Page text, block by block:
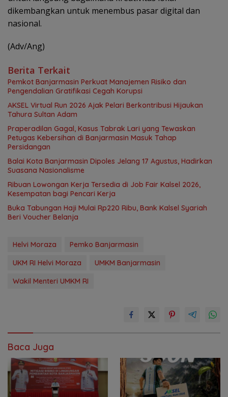
dikembangkan untuk menembus pasar digital dan
nasional.
(Adv/Ang)
Berita Terkait
Pemkot Banjarmasin Perkuat Manajemen Risiko dan
Pengendalian Gratifikasi Cegah Korupsi
AKSEL Virtual Run 2026 Ajak Pelari Berkontribusi Hijaukan
Tahura Sultan Adam
Praperadilan Gagal, Kasus Tabrak Lari yang Tewaskan
Petugas Kebersihan di Banjarmasin Masuk Tahap
Persidangan
Balai Kota Banjarmasin Dipoles Jelang 17 Agustus, Hadirkan
Suasana Nasionalisme
Ribuan Lowongan Kerja Tersedia di Job Fair Kalsel 2026,
Kesempatan bagi Pencari Kerja
Buka Tabungan Haji Mulai Rp220 Ribu, Bank Kalsel Syariah
Beri Voucher Belanja
Helvi Moraza
Pemko Banjarmasin
UKM RI Helvi Moraza
UMKM Banjarmasin
Wakil Menteri UMKM RI
Baca Juga